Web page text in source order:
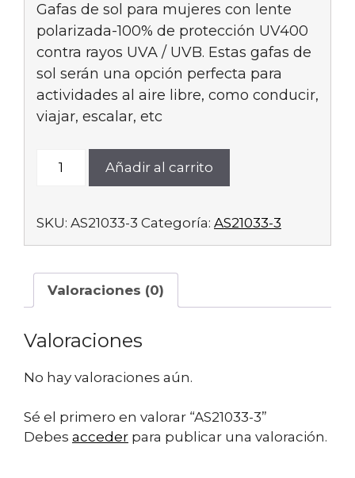
Gafas de sol para mujeres con lente
polarizada-100% de protección UV400
contra rayos UVA / UVB. Estas gafas de
sol serán una opción perfecta para
actividades al aire libre, como conducir,
viajar, escalar, etc
Añadir al carrito
SKU: AS21033-3 Categoría: AS21033-3
Valoraciones (0)
Valoraciones
No hay valoraciones aún.
Sé el primero en valorar “AS21033-3”
Debes acceder para publicar una valoración.